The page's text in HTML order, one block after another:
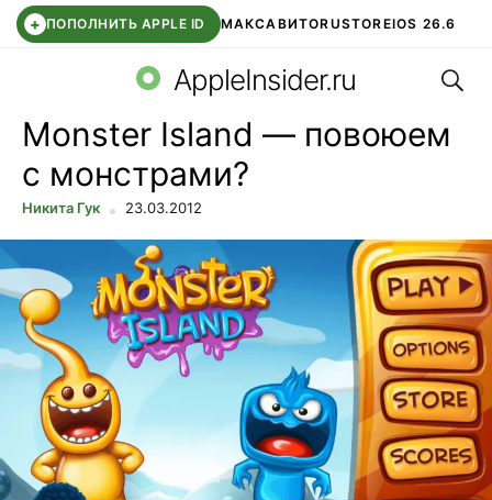
+ ПОПОЛНИТЬ APPLE ID МАКСАВИТОRUSTOREIOS 26.6
СБЕР КИДС ВТБ ОНЛАЙН ЧАТ В ROBLOX
AppleInsider.ru
Monster Island — повоюем
с монстрами?
Никита Гук 23.03.2012